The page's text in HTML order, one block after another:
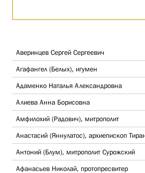
Аверинцев Сергей Сергеевич
Агафангел (Белых), игумен
Адаменко Наталья Александровна
Алиева Анна Борисовна
Амфилохий (Радович), митрополит
Анастасий (Яннулатос), архиепископ
Антоний (Блум), митрополит Сурожский
Афанасьев Николай, протопресвитер